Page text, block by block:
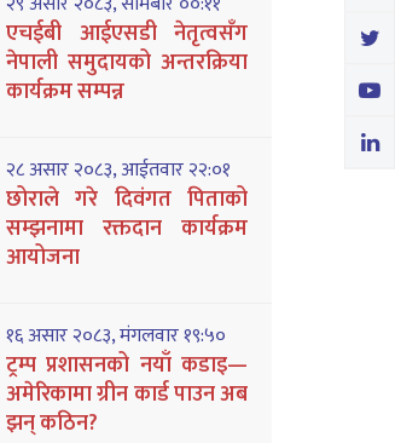
एचईबी आईएसडी नेतृत्वसँग
नेपाली समुदायको अन्तरक्रिया
कार्यक्रम सम्पन्न
२८ असार २०८३, आईतवार २२:०१
छोराले गरे दिवंगत पिताको
सम्झनामा रक्तदान कार्यक्रम
आयोजना
१६ असार २०८३, मंगलवार १९:५०
ट्रम्प प्रशासनको नयाँ कडाइ—
अमेरिकामा ग्रीन कार्ड पाउन अब
झन् कठिन?